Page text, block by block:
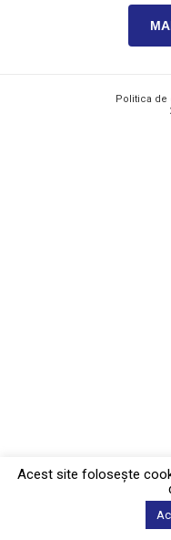
Politica de
Acest site foloseşte